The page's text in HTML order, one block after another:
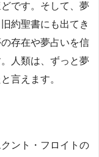
です。そして、夢
約聖書にも出てき
存在や夢占いを信
人類は、ずっと夢
言えます。
ント・フロイトの